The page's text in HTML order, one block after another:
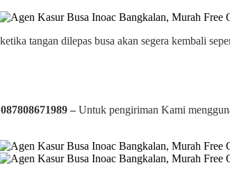
tangan dilepas busa akan segera kembali
– Untuk pengiriman Kami